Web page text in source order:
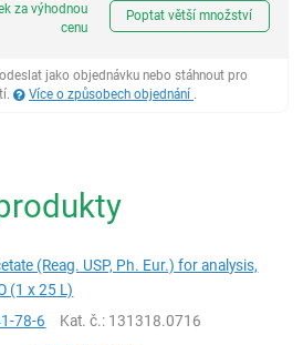
za výhodnou
cenu
Poptat větší množství
jako objednávku nebo stáhnout pro
Více o způsobech objednání
(Reag. USP, Ph. Eur.) for analysis,
(1 x 25 L)
78-6 Kat. č.: 131318.0716